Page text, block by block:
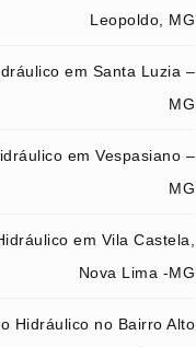
Leopoldo, MG
em Santa Luzia –
MG
em Vespasiano –
MG
em Vila Castela,
Nova Lima -MG
Hidráulico no Bairro Alto